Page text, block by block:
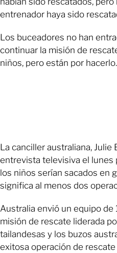
entrenador haya sido
Los buceadores no han
continuar la misión de
niños, pero están por hacerlo.
La canciller australiana, Julie
entrevista televisiva el lunes
los niños serían sacados en
significa al menos dos
Australia envió un equipo de
misión de rescate liderada
tailandesas y los buzos
exitosa operación de rescate